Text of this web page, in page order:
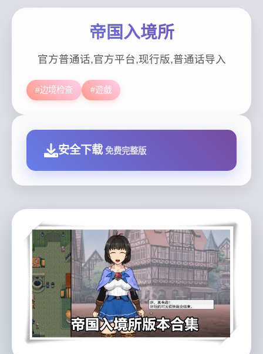
帝国入境所
官方普通话,官方平台,现行版,普通话导入
#边境检查 #遊戲
安全下载 免费完整版